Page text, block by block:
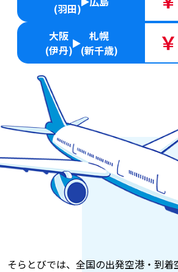
(羽田)
大阪
(伊丹)
札幌
(新千歳)
そらとびでは、全国の出発空港・到着